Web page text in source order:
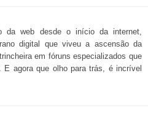
da web desde o início da internet,
digital que viveu a ascensão da
em fóruns especializados que
E agora que olho para trás, é incrível